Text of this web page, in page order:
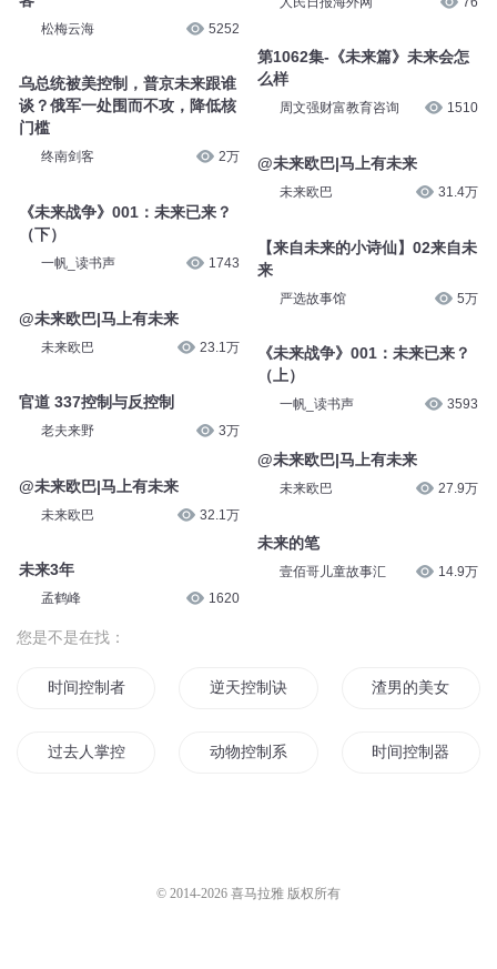
松梅云海 5252
乌总统被美控制，普京未来跟谁
谈？俄军一处围而不攻，降低核
门槛
终南剑客 2万
《未来战争》001：未来已来？
（下）
一帆_读书声 1743
@未来欧巴|马上有未来
未来欧巴 23.1万
官道 337控制与反控制
老夫来野 3万
@未来欧巴|马上有未来
未来欧巴 32.1万
未来3年
孟鹤峰 1620
第1062集-《未来篇》未来会怎
么样
周文强财富教育咨询 1510
@未来欧巴|马上有未来
未来欧巴 31.4万
【来自未来的小诗仙】02来自未
来
严选故事馆 5万
《未来战争》001：未来已来？
（上）
一帆_读书声 3593
@未来欧巴|马上有未来
未来欧巴 27.9万
未来的笔
壹佰哥儿童故事汇 14.9万
您是不是在找：
时间控制者 逆天控制诀 渣男的美女控制
过去人掌控未来 动物控制系统 时间控制器
© 2014-2026 喜马拉雅 版权所有